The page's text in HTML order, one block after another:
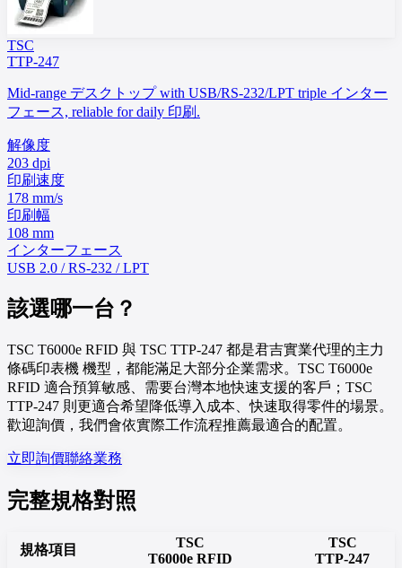
TSC
TTP-247
Mid-range デスクトップ with USB/RS-232/LPT triple インター
フェース, reliable for daily 印刷.
解像度
203 dpi
印刷速度
178 mm/s
印刷幅
108 mm
インターフェース
USB 2.0 / RS-232 / LPT
該選哪一台？
TSC T6000e RFID 與 TSC TTP-247 都是君吉實業代理的主力
條碼印表機 機型，都能滿足大部分企業需求。TSC T6000e
RFID 適合預算敏感、需要台灣本地快速支援的客戶；TSC
TTP-247 則更適合希望降低導入成本、快速取得零件的場景。
歡迎詢價，我們會依實際工作流程推薦最適合的配置。
立即詢價聯絡業務
完整規格對照
規格項目
TSC
T6000e RFID
TSC
TTP-247